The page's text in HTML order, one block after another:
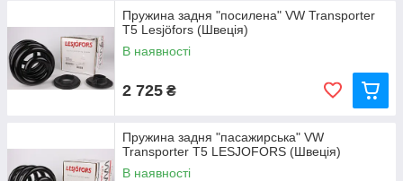
Пружина задня "посилена" VW Transporter
T5 Lesjöfors (Швеція)
В наявності
2 725 ₴
Пружина задня "пасажирська" VW
Transporter T5 LESJOFORS (Швеція)
В наявності